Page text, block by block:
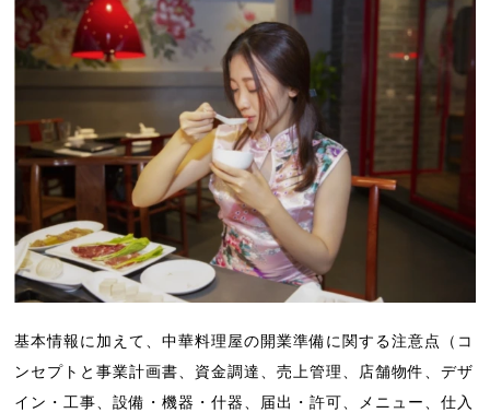
基本情報に加えて、中華料理屋の開業準備に関する注意点（コ
ンセプトと事業計画書、資金調達、売上管理、店舗物件、デザ
イン・工事、設備・機器・什器、届出・許可、メニュー、仕入